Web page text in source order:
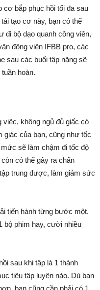
cơ bắp phục hồi tối đa sau
tạo cơ này, bạn có thể
đi bộ dạo quanh công viên,
động viên IFBB pro, các
sau các buổi tập nặng sẽ
hoàn.
việc, không ngủ đủ giấc có
giác của bạn, cũng như tốc
sẽ làm chậm đi tốc độ
có thể gây ra chấn
trung được, làm giảm sức
tiến hành từng bước một.
bộ phim hay, cười nhiều
sau khi tập là 1 thành
tiêu tập luyện nào. Dù bạn
bạn cũng cần phải có 1